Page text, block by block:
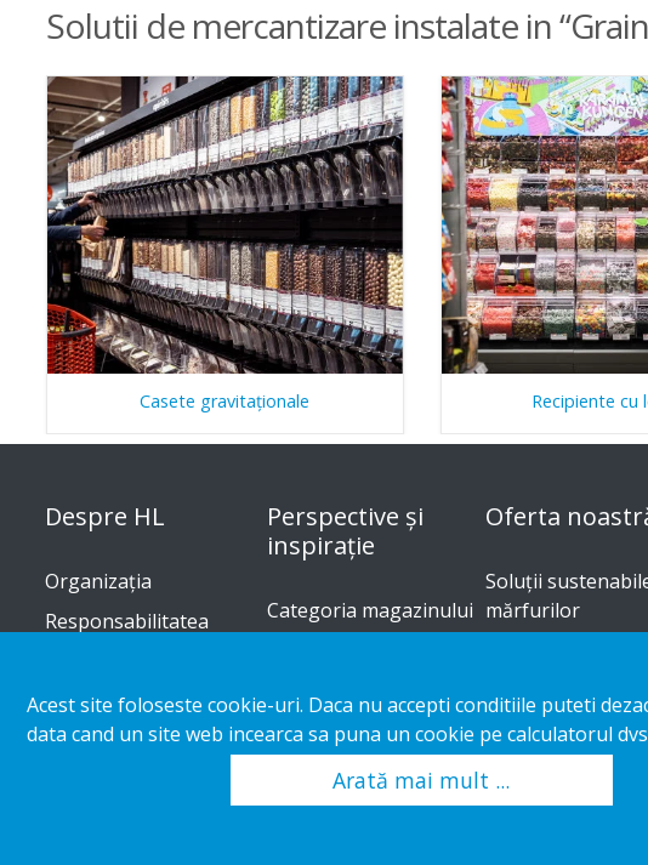
Solutii de mercantizare instalate in
Casete gravitaționale Recipiente cu
Despre HL
Organizația
Responsabilitatea
Cariere
Perspective și
inspirație
Categoria magazinului
Tendinţe în comerţ
Oferta
Soluții
mărfurilor
Ghid de instalare
Catalog
Acest site foloseste cookie-uri. Daca nu accepti conditiile puteti
data cand un site web incearca sa puna un cookie pe calculatorul
Arată mai mult ...